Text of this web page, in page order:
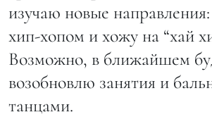
изучаю новые
хип-хопом и хожу на “хай
Возможно, в ближайшем
возобновлю занятия и
танцами.